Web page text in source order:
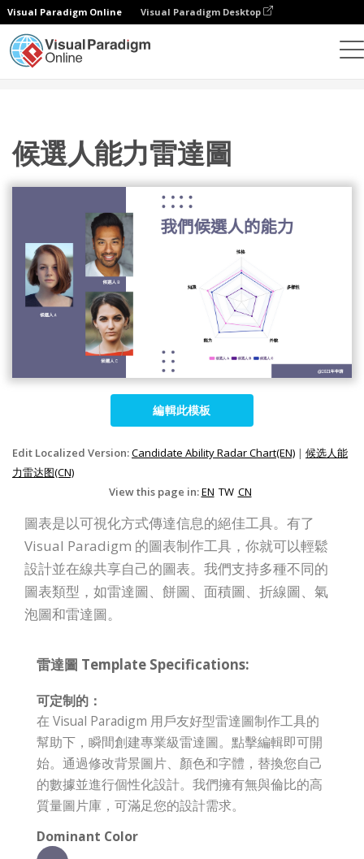
Visual Paradigm Online Visual Paradigm Desktop
候選人能力雷達圖
編輯此模板
Edit Localized Version:Candidate Ability Radar Chart(EN) | 候选人能
力雷达图(CN)
View this page in:EN TW CN
圖表是以可視化方式傳達信息的絕佳工具。有了
Visual Paradigm 的圖表制作工具，你就可以輕鬆
設計並在線共享自己的圖表。我們支持多種不同的
圖表類型，如雷達圖、餅圖、面積圖、折線圖、氣
泡圖和雷達圖。
雷達圖 Template Specifications:
可定制的：
在 Visual Paradigm 用戶友好型雷達圖制作工具的
幫助下，瞬間創建專業級雷達圖。點擊編輯即可開
始。通過修改背景圖片、顏色和字體，替換您自己
的數據並進行個性化設計。我們擁有無與倫比的高
質量圖片庫，可滿足您的設計需求。
Dominant Color